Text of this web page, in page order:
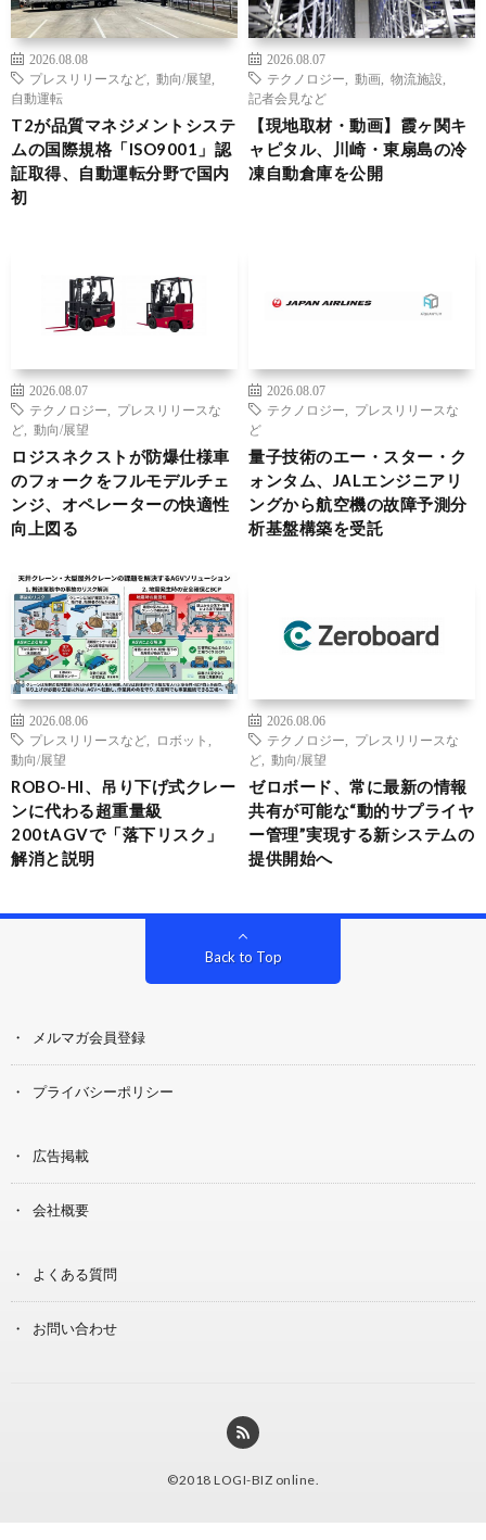
2026.08.08
プレスリリースなど
動向/展望
自動運転
T2が品質マネジメントシステ
ムの国際規格「ISO9001」認
証取得、自動運転分野で国内
初
2026.08.07
テクノロジー
動画 物流施設
記者会見など
【現地取材・動画】霞ヶ関キ
ャピタル、川崎・東扇島の冷
凍自動倉庫を公開
2026.08.07
テクノロジー
プレスリリースな
ど
動向/展望
ロジスネクストが防爆仕様車
のフォークをフルモデルチェ
ンジ、オペレーターの快適性
向上図る
2026.08.07
テクノロジー
プレスリリースな
ど
量子技術のエー・スター・ク
ォンタム、JALエンジニアリ
ングから航空機の故障予測分
析基盤構築を受託
2026.08.06
プレスリリースなど
ロボット
動向/展望
ROBO-HI、吊り下げ式クレー
ンに代わる超重量級
200tAGVで「落下リスク」
解消と説明
2026.08.06
テクノロジー
プレスリリースな
ど
動向/展望
ゼロボード、常に最新の情報
共有が可能な“動的サプライヤ
ー管理”実現する新システムの
提供開始へ
Back to Top
メルマガ会員登録
プライバシーポリシー
広告掲載
会社概要
よくある質問
お問い合わせ
©2018 LOGI-BIZ online.